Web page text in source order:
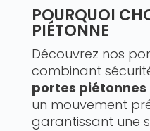
POURQUOI
PIÉTONNE
Découvrez nos
combinant
portes
un mouvement
garantissant une